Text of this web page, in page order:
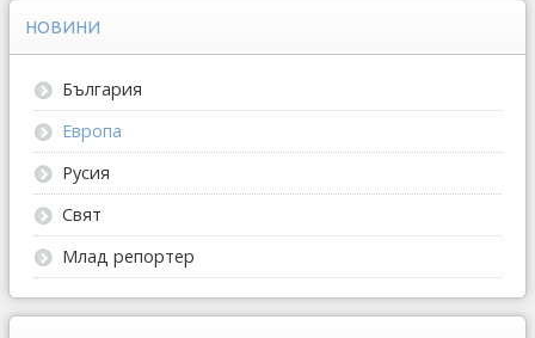
НОВИНИ
България
Европа
Русия
Свят
Млад репортер